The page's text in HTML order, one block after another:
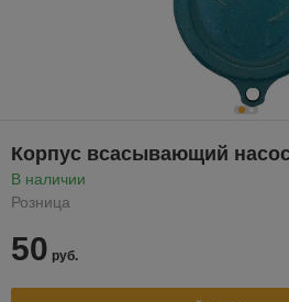
Корпус всасывающий
В наличии
Розница
50 руб.